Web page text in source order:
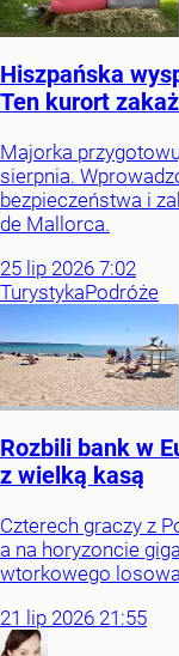
Hiszpańska
Ten kurort
Majorka
sierpnia.
bezpieczeństwa i
de Mallorca.
25 lip 2026 7:02
TurystykaPodróże
Rozbili bank w
z wielką kasą
Czterech graczy z
a na horyzoncie
wtorkowego
21 lip 2026 21:55